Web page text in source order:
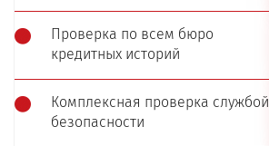
Проверка по всем бюро
кредитных историй
Комплексная проверка службой
безопасности